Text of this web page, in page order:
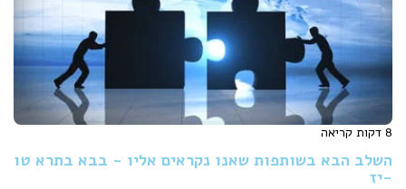
8 דקות קריאה
השלב הבא בשותפות שאנו נקראים אליו - בבא בתרא טו
-יז